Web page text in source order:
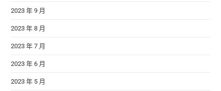
2023 年 9 月
2023 年 8 月
2023 年 7 月
2023 年 6 月
2023 年 5 月